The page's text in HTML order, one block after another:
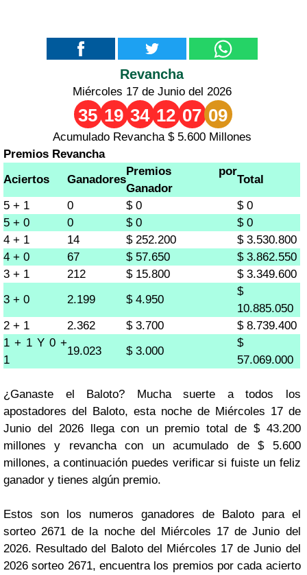
Revancha
Miércoles 17 de Junio del 2026
35 19 34 12 07 09
Acumulado Revancha $ 5.600 Millones
Premios Revancha
Aciertos
Ganadores
Premios por
Ganador
Total
5 + 1
0 $ 0
$ 0
5 + 0
0 $ 0
$ 0
4 + 1
14 $ 252.200
$ 3.530.800
4 + 0
67 $ 57.650
$ 3.862.550
3 + 1
212 $ 15.800
$ 3.349.600
3 + 0
2.199 $ 4.950
$
10.885.050
2 + 1
2.362 $ 3.700
$ 8.739.400
1 + 1 Y 0 +
1
19.023 $ 3.000
$
57.069.000
¿Ganaste el Baloto? Mucha suerte a todos los
apostadores del Baloto, esta noche de Miércoles 17 de
Junio del 2026 llega con un premio total de $ 43.200
millones y revancha con un acumulado de $ 5.600
millones, a continuación puedes verificar si fuiste un feliz
ganador y tienes algún premio.
Estos son los numeros ganadores de Baloto para el
sorteo 2671 de la noche del Miércoles 17 de Junio del
2026. Resultado del Baloto del Miércoles 17 de Junio del
2026 sorteo 2671, encuentra los premios por cada acierto